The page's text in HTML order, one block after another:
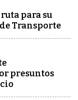
para su
Transporte
presuntos